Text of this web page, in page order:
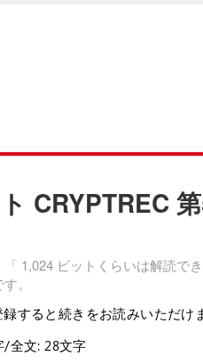
CRYPTREC
1,024 ビットくらいは解読で
。
すると続きをお読みいただけ
/全文: 28文字